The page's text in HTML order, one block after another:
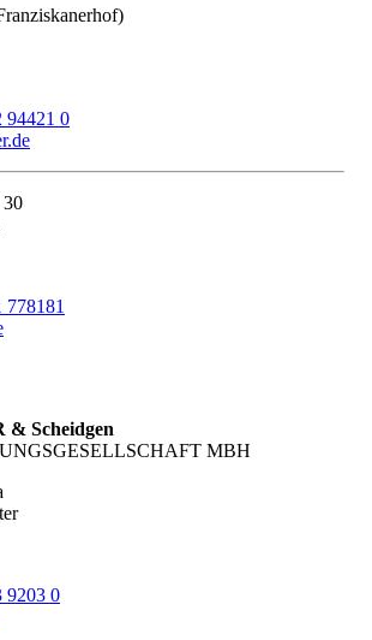
94421 0
30
778181
Scheidgen
MBH
9203 0